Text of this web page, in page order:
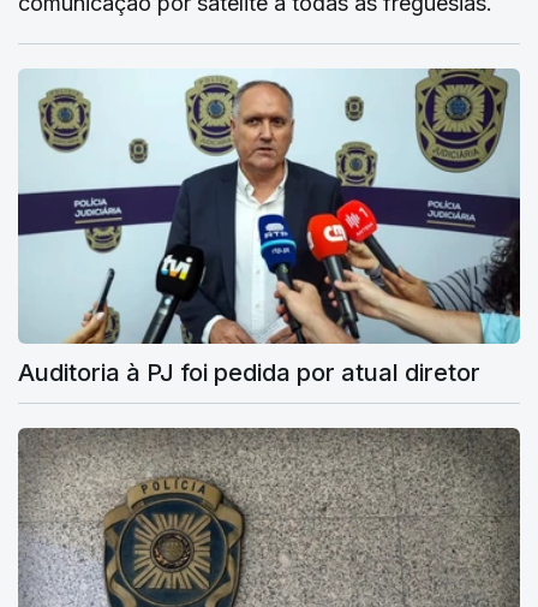
Auditoria à PJ foi pedida por atual diretor